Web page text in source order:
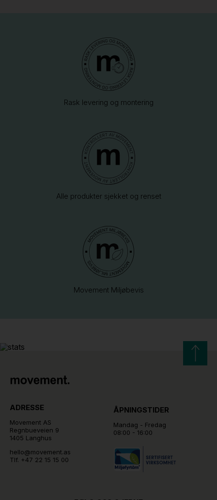
Rask levering og montering
Alle produkter sjekket og renset
Movement Miljøbevis
ADRESSE
Movement AS
Regnbueveien 9
1405 Langhus
hello@movement.as
Tlf. +47 22 15 15 00
ÅPNINGSTIDER
Mandag - Fredag
08:00 - 16:00